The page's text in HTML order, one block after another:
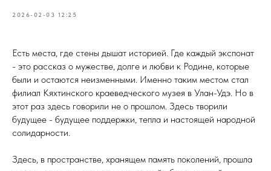
2026-02-03 12:25
Есть места, где стены дышат историей. Где каждый экспонат
- это рассказ о мужестве, долге и любви к Родине, которые
были и остаются неизменными. Именно таким местом стал
филиал Кяхтинского краеведческого музея в Улан-Удэ. Но в
этот раз здесь говорили не о прошлом. Здесь творили
будущее - будущее поддержки, тепла и настоящей народной
солидарности.
Здесь, в пространстве, хранящем память поколений, прошла